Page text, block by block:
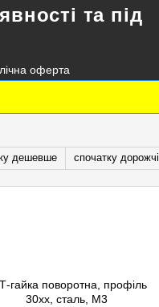
та під
оферта
дешевше спочатку дорожчі